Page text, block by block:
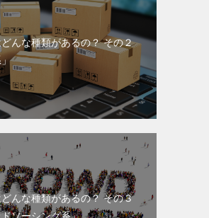
んな種類があるの？ その２
」
んな種類があるの？ その３